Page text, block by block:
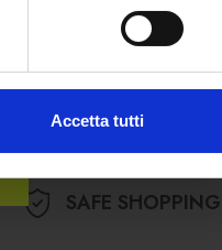
Accetta tutti
SAFE SHOPPING